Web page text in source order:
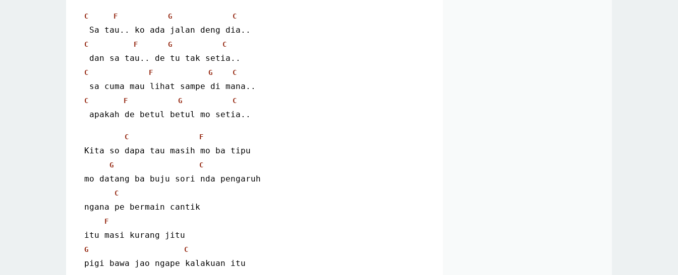
C F G C
Sa tau.. ko ada jalan deng dia..
C F G C
dan sa tau.. de tu tak setia..
C F G C
sa cuma mau lihat sampe di mana..
C F G C
apakah de betul betul mo setia..
C F
Kita so dapa tau masih mo ba tipu
G C
mo datang ba buju sori nda pengaruh
C
ngana pe bermain cantik
F
itu masi kurang jitu
G C
pigi bawa jao ngape kalakuan itu